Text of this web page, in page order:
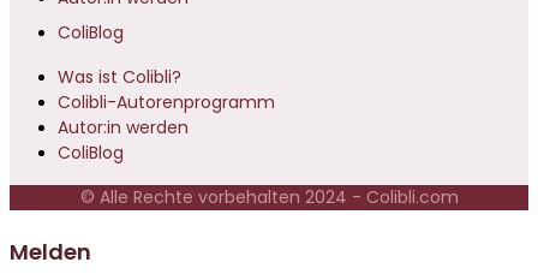
ColiBlog
Was ist Colibli?
Colibli-Autorenprogramm
Autor:in werden
ColiBlog
© Alle Rechte vorbehalten 2024 - Colibli.com
Melden